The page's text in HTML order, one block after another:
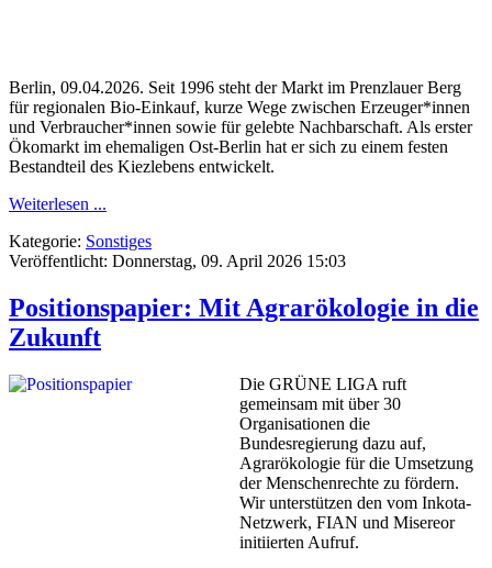
Berlin, 09.04.2026. Seit 1996 steht der Markt im Prenzlauer Berg
für regionalen Bio-Einkauf, kurze Wege zwischen Erzeuger*innen
und Verbraucher*innen sowie für gelebte Nachbarschaft. Als erster
Ökomarkt im ehemaligen Ost-Berlin hat er sich zu einem festen
Bestandteil des Kiezlebens entwickelt.
Weiterlesen ...
Kategorie: Sonstiges
Veröffentlicht: Donnerstag, 09. April 2026 15:03
Positionspapier: Mit Agrarökologie in die
Zukunft
Die GRÜNE LIGA ruft
gemeinsam mit über 30
Organisationen die
Bundesregierung dazu auf,
Agrarökologie für die Umsetzung
der Menschenrechte zu fördern.
Wir unterstützen den vom Inkota-
Netzwerk, FIAN und Misereor
initiierten Aufruf.